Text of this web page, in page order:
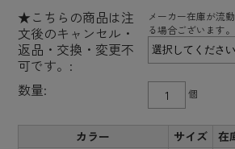
★こちらの商品は注
文後のキャンセル・
返品・交換・変更不
可です。:
メーカー在庫が流
る場合ございます。
数量: 個
カラー サイズ 在